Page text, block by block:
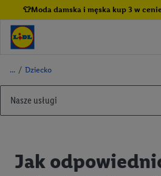
👕Moda damska i męska kup 3 w
/ Dziecko
Nasze usługi
Lidl Plus dla całej Rodziny
Winnica Lidla
Jak